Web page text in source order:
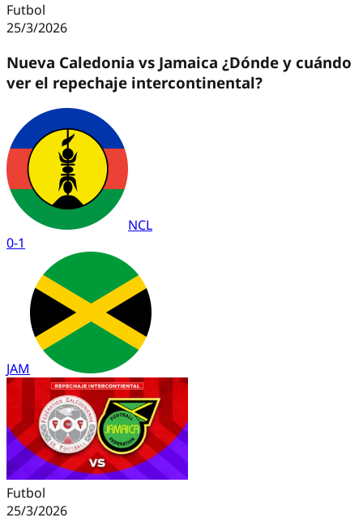
Futbol
25/3/2026
Nueva Caledonia vs Jamaica ¿Dónde y cuándo
ver el repechaje intercontinental?
NCL
0-1
JAM
Futbol
25/3/2026